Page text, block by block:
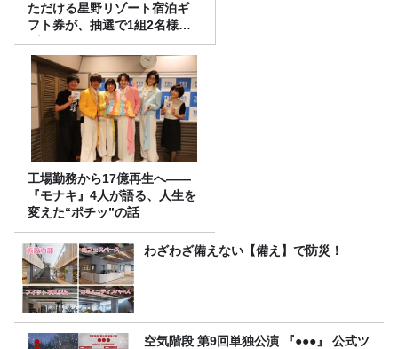
ただける星野リゾート宿泊ギ
フト券が、抽選で1組2名様に
プレゼント！
工場勤務から17億再生へ——
『モナキ』4人が語る、人生を
変えた“ポチッ”の話
わざわざ備えない【備え】で防災！
空気階段 第9回単独公演 『●●●』 公式ツ